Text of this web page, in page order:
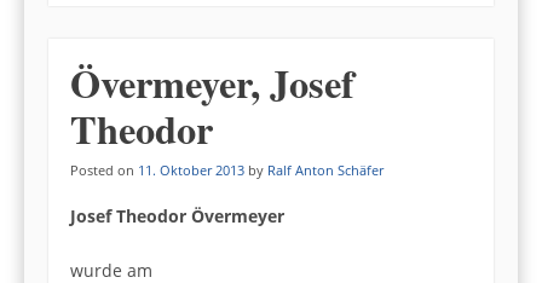
Övermeyer, Josef
Theodor
Posted on 11. Oktober 2013 by Ralf Anton Schäfer
Josef Theodor Övermeyer
wurde am